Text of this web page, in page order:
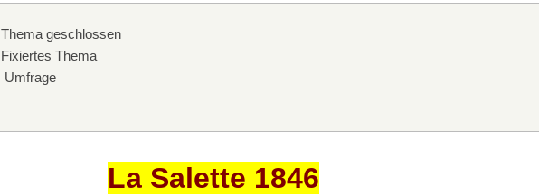
Thema geschlossen
Fixiertes Thema
Umfrage
La Salette 1846